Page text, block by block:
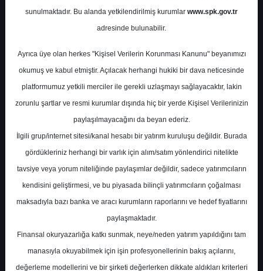
Ak Yatırım 24 Kasım 2023
TCMB kararı: TCMB’den güçlü sıkılaştırma
adımı ve sona yaklaşıldığı vurgusu
S.No Dosya Adı İndir
sunulmaktadır. Bu alanda yetkilendirilmiş kurumlar www.spk.gov.tr
adresinde bulunabilir.
Ayrıca üye olan herkes "Kişisel Verilerin Korunması Kanunu" beyanımızı
okumuş ve kabul etmiştir. Açılacak herhangi hukiki bir dava neticesinde
platformumuz yetkili merciler ile gerekli uzlaşmayı sağlayacaktır, lakin
zorunlu şartlar ve resmi kurumlar dışında hiç bir yerde Kişisel Verilerinizin
paylaşılmayacağını da beyan ederiz.
İlgili grup/internet sitesi/kanal hesabı bir yatırım kuruluşu değildir. Burada
gördükleriniz herhangi bir varlık için alım/satım yönlendirici nitelikte
tavsiye veya yorum niteliğinde paylaşımlar değildir, sadece yatırımcıların
kendisini geliştirmesi, ve bu piyasada bilinçli yatırımcıların çoğalması
maksadıyla bazı banka ve aracı kurumların raporlarını ve hedef fiyatlarını
paylaşmaktadır.
Finansal okuryazarlığa katkı sunmak, neye/neden yatırım yapıldığını tam
manasıyla okuyabilmek için işin profesyonellerinin bakış açılarını,
değerleme modellerini ve bir şirketi değerlerken dikkate aldıkları kriterleri